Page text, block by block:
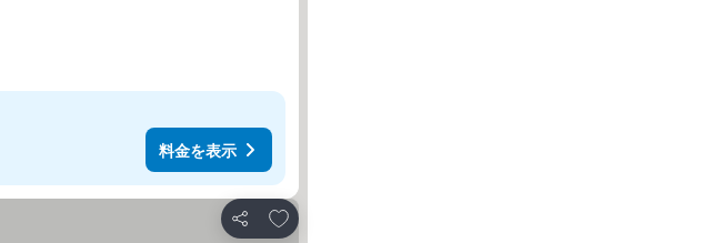
料金を表示
シェア
お気に入りに追加